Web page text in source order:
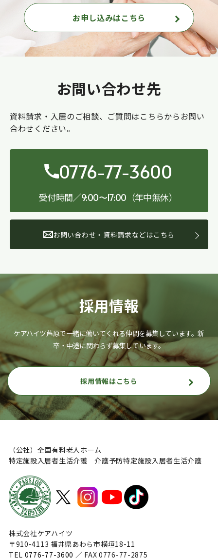
お申し込みはこちら
お問い合わせ先
資料請求・入居のご相談、ご質問はこちらからお問い
合わせください。
0776-77-3600
受付時間／9:00〜17:00 （年中無休）
お問い合わせ・資料請求などはこちら
採用情報
ケアハイツ芦原で一緒に働いてくれる仲間を募集しています。新
卒・中途に関わらず募集しています。
採用情報はこちら
（公社）全国有料老人ホーム
特定施設入居者生活介護 介護予防特定施設入居者生活介護
株式会社ケアハイツ
〒910-4113 福井県あわら市横垣18-11
TEL 0776-77-3600 ／ FAX 0776-77-2875